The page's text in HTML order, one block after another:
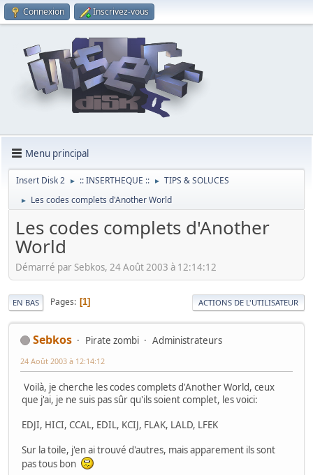
Connexion Inscrivez-vous
Menu principal
Insert Disk 2 ► :: INSERTHEQUE :: ► TIPS & SOLUCES
► Les codes complets d'Another World
Les codes complets d'Another
World
Démarré par Sebkos, 24 Août 2003 à 12:14:12
EN BAS Pages 1 ACTIONS DE L'UTILISATEUR
Sebkos Pirate zombi Administrateurs
24 Août 2003 à 12:14:12
Voilà, je cherche les codes complets d'Another World, ceux
que j'ai, je ne suis pas sûr qu'ils soient complet, les voici:
EDJI, HICI, CCAL, EDIL, KCIJ, FLAK, LALD, LFEK
Sur la toile, j'en ai trouvé d'autres, mais apparement ils sont
pas tous bon